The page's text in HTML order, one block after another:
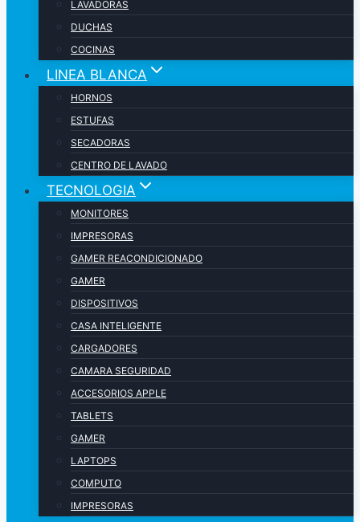
LAVADORAS
DUCHAS
COCINAS
LINEA BLANCA
HORNOS
ESTUFAS
SECADORAS
CENTRO DE LAVADO
TECNOLOGIA
MONITORES
IMPRESORAS
GAMER REACONDICIONADO
GAMER
DISPOSITIVOS
CASA INTELIGENTE
CARGADORES
CAMARA SEGURIDAD
ACCESORIOS APPLE
TABLETS
GAMER
LAPTOPS
COMPUTO
IMPRESORAS